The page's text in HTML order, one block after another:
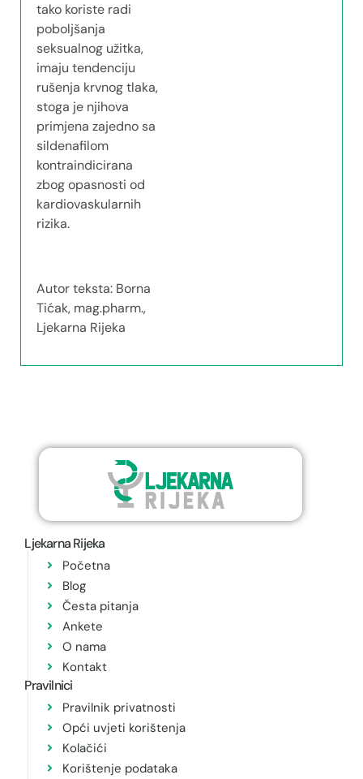
tako koriste radi
poboljšanja
seksualnog užitka,
imaju tendenciju
rušenja krvnog tlaka,
stoga je njihova
primjena zajedno sa
sildenafilom
kontraindicirana
zbog opasnosti od
kardiovaskularnih
rizika.
Autor teksta: Borna
Tićak, mag.pharm.,
Ljekarna Rijeka
Ljekarna Rijeka
Početna
Blog
Česta pitanja
Ankete
O nama
Kontakt
Pravilnici
Pravilnik privatnosti
Opći uvjeti korištenja
Kolačići
Korištenje podataka